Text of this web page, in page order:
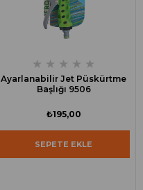
★ ★ ★ ★ ★
Ayarlanabilir Jet Püskürtme
Başlığı 9506
₺195,00
SEPETE EKLE